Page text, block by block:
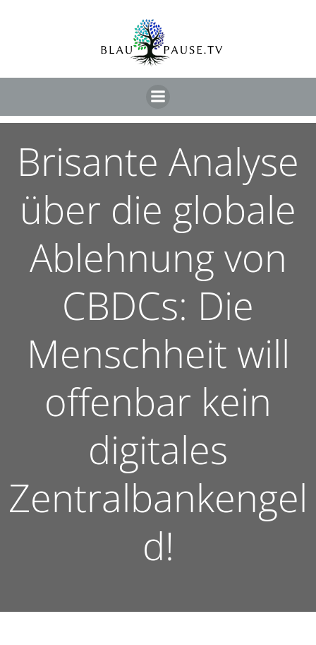
Brisante Analyse
über die globale
Ablehnung von
CBDCs: Die
Menschheit will
offenbar kein
digitales
Zentralbankengel
d!